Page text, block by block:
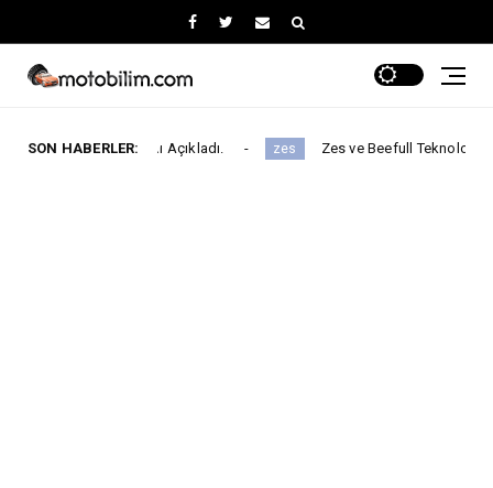
SON HABERLER:
Açıkladı. zes Zes ve Beefull Teknoloji’den Roaming İş